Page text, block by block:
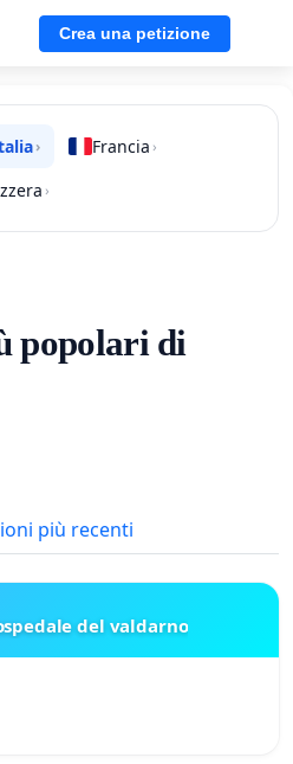
Crea una petizione
› Francia ›
›
popolari di
più recenti
del valdarno